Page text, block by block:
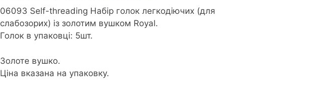
голок
легкодіючих
(для
людей
вадами
зору)
06093 Self-threading Набір голок легкодіючих (для
слабозорих) із золотим вушком Royal.
Голок в упаковці: 5шт.
Золоте вушко.
Ціна вказана на упаковку.